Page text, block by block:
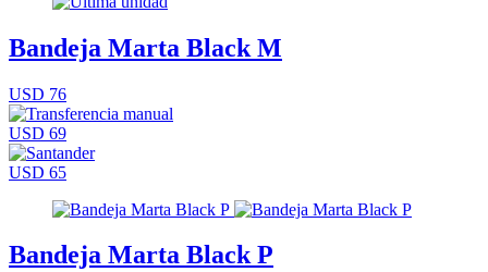
Bandeja Marta Black M
USD 76
USD 69
USD 65
Bandeja Marta Black P